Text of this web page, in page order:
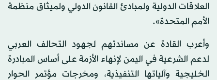
العلاقات الدولية ولمبادئ القانون الدولي ولميثاق منظمة
الأمم المتحدة».
وأعرب القادة عن مساندتهم لجهود التحالف العربي
لدعم الشرعية في اليمن لإنهاء الأزمة على أساس المبادرة
الخليجية وآلياتها التنفيذية، ومخرجات مؤتمر الحوار